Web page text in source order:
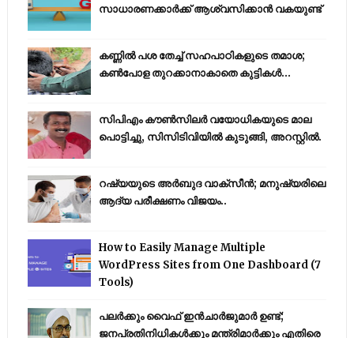
സാധാരണക്കാർക്ക് ആശ്വസിക്കാൻ വകയുണ്ട്
കണ്ണിൽ പശ തേച്ച് സഹപാഠികളുടെ തമാശ;
കൺപോള തുറക്കാനാകാതെ കുട്ടികൾ...
സിപിഎം കൗണ്‍സിലര്‍ വയോധികയുടെ മാല
പൊട്ടിച്ചു, സിസിടിവിയില്‍ കുടുങ്ങി, അറസ്റ്റില്‍.
റഷ്യയുടെ അര്‍ബുദ വാക്‌സീന്‍; മനുഷ്യരിലെ
ആദ്യ പരീക്ഷണം വിജയം..
How to Easily Manage Multiple
WordPress Sites from One Dashboard (7
Tools)
പലർക്കും വൈഫ് ഇൻചാർജുമാർ ഉണ്ട്;
ജനപ്രതിനിധികൾക്കും മന്ത്രിമാർക്കും എതിരെ